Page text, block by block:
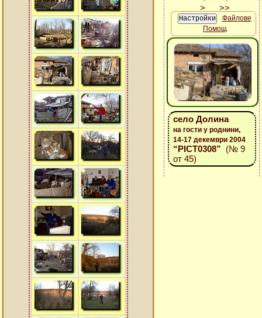
Файлове
Помощ
село Долина
на гости у роднини,
14-17 декември 2004
“PICT0308” (№ 9
от 45)